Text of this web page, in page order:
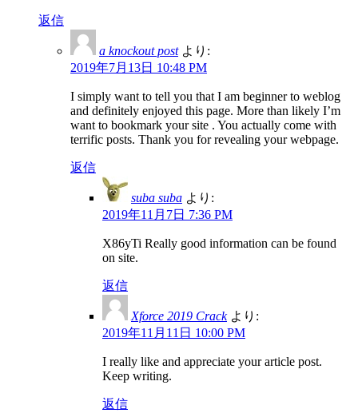
返信
a knockout post より:
2019年7月13日 10:48 PM
I simply want to tell you that I am beginner to weblog
and definitely enjoyed this page. More than likely I’m
want to bookmark your site . You actually come with
terrific posts. Thank you for revealing your webpage.
返信
suba suba より:
2019年11月7日 7:36 PM
X86yTi Really good information can be found
on site.
返信
Xforce 2019 Crack より:
2019年11月11日 10:00 PM
I really like and appreciate your article post.
Keep writing.
返信